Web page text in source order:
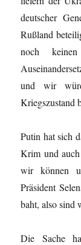
deutscher
Rußland
noch
und wir
Kriegszustand
Putin hat sich
Krim und
wir können
Präsident
baht, also sind
Die Sache